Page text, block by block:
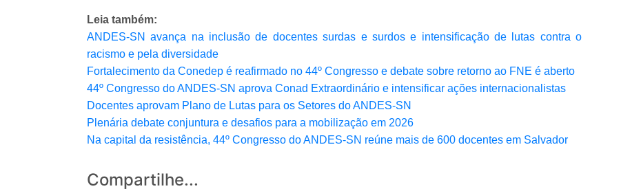
Leia também:
ANDES-SN avança na inclusão de docentes surdas e surdos e intensificação de lutas contra o
racismo e pela diversidade
Fortalecimento da Conedep é reafirmado no 44º Congresso e debate sobre retorno ao FNE é aberto
44º Congresso do ANDES-SN aprova Conad Extraordinário e intensificar ações internacionalistas
Docentes aprovam Plano de Lutas para os Setores do ANDES-SN
Plenária debate conjuntura e desafios para a mobilização em 2026
Na capital da resistência, 44º Congresso do ANDES-SN reúne mais de 600 docentes em Salvador
Compartilhe...